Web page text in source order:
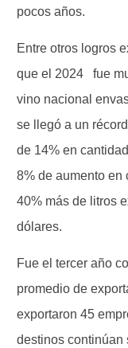
pocos años.
Entre otros logros
que el 2024 fue
vino nacional
se llegó a un
de 14% en
8% de aumento en
40% más de litros
dólares.
Fue el tercer año
promedio de
exportaron 45
destinos continúan